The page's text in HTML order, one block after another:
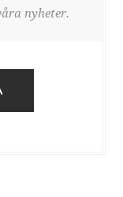
nyheter.